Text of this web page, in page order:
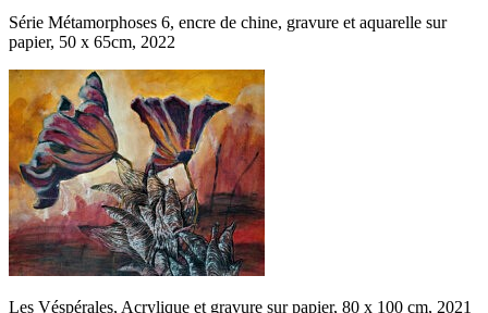
Série Métamorphoses 6, encre de chine, gravure et aquarelle sur
papier, 50 x 65cm, 2022
Les Véspérales, Acrylique et gravure sur papier, 80 x 100 cm, 2021